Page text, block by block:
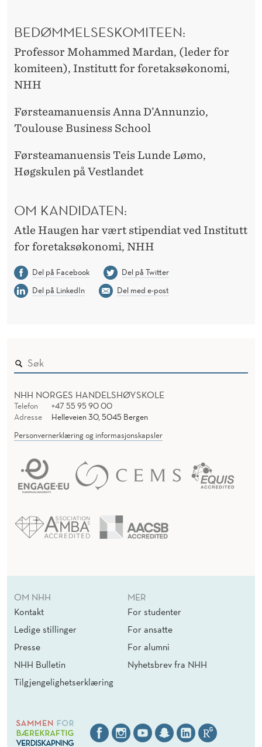
BEDØMMELSESKOMITEEN:
Professor Mohammed Mardan, (leder for
komiteen), Institutt for foretaksøkonomi,
NHH
Førsteamanuensis Anna D’Annunzio,
Toulouse Business School
Førsteamanuensis Teis Lunde Lømo,
Høgskulen på Vestlandet
OM KANDIDATEN:
Atle Haugen har vært stipendiat ved Institutt
for foretaksøkonomi, NHH
Del på Facebook
Del på Twitter
Del på LinkedIn
Del med e-post
NHH NORGES HANDELSHØYSKOLE
Telefon
+47 55 95 90 00
Adresse
Helleveien 30, 5045 Bergen
Personvernerklæring og informasjonskapsler
OM NHH
Kontakt
Ledige stillinger
Presse
NHH Bulletin
Tilgjengelighetserklæring
MER
For studenter
For ansatte
For alumni
Nyhetsbrev fra NHH